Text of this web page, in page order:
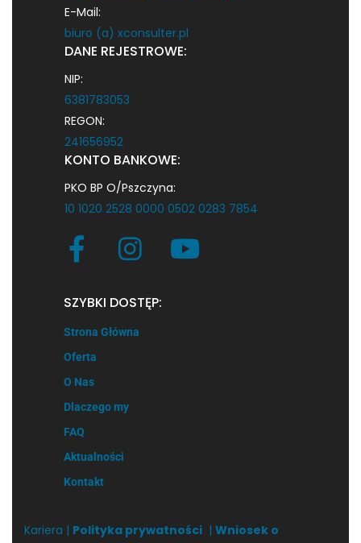
E-Mail:
biuro (a) xconsulter.pl
DANE REJESTROWE:
NIP:
6381783053
REGON:
241656952
KONTO BANKOWE:
PKO BP O/Pszczyna:
10 1020 2528 0000 0502 0283 7854
SZYBKI DOSTĘP:
Strona Główna
Oferta
O Nas
Dlaczego my
FAQ
Aktualności
Kontakt
Kariera | Polityka prywatności | Wniosek o